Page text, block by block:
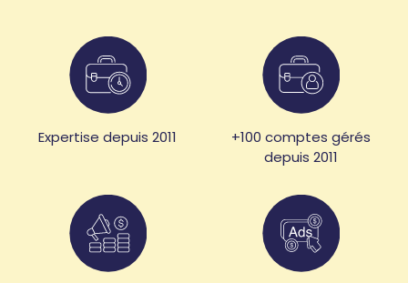
Expertise depuis 2011
+100 comptes gérés
depuis 2011